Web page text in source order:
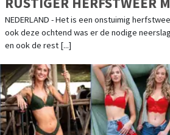
TEMPERATUREN
NEDERLAND - Het is een onstuimig
ook deze ochtend was er de nodige
en ook de rest [...]